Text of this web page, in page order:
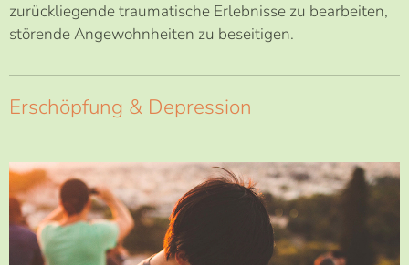
zurückliegende traumatische Erlebnisse zu bearbeiten,
störende Angewohnheiten zu beseitigen.
Erschöpfung & Depression